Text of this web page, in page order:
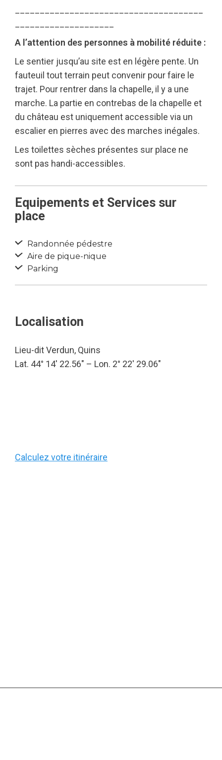
A l’attention des personnes à mobilité réduite :
Le sentier jusqu’au site est en légère pente. Un
fauteuil tout terrain peut convenir pour faire le
trajet. Pour rentrer dans la chapelle, il y a une
marche. La partie en contrebas de la chapelle et
du château est uniquement accessible via un
escalier en pierres avec des marches inégales.
Les toilettes sèches présentes sur place ne
sont pas handi-accessibles.
Equipements et Services sur
place
Randonnée pédestre
Aire de pique-nique
Parking
Localisation
Lieu-dit Verdun, Quins
Lat. 44° 14′ 22.56″ – Lon. 2° 22′ 29.06″
Calculez votre itinéraire